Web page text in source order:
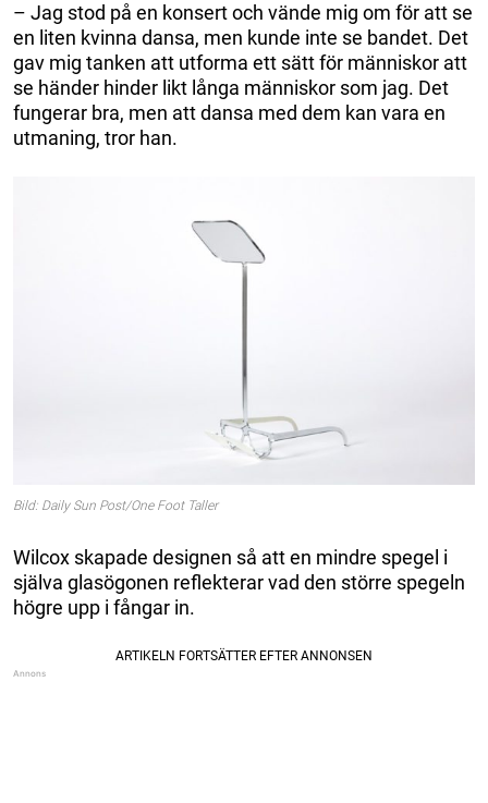
– Jag stod på en konsert och vände mig om för att se
en liten kvinna dansa, men kunde inte se bandet. Det
gav mig tanken att utforma ett sätt för människor att
se händer hinder likt långa människor som jag. Det
fungerar bra, men att dansa med dem kan vara en
utmaning, tror han.
Bild: Daily Sun Post/One Foot Taller
Wilcox skapade designen så att en mindre spegel i
själva glasögonen reflekterar vad den större spegeln
högre upp i fångar in.